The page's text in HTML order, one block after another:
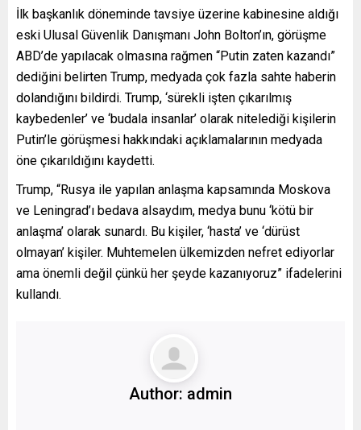
İlk başkanlık döneminde tavsiye üzerine kabinesine aldığı
eski Ulusal Güvenlik Danışmanı John Bolton’ın, görüşme
ABD’de yapılacak olmasına rağmen “Putin zaten kazandı”
dediğini belirten Trump, medyada çok fazla sahte haberin
dolandığını bildirdi. Trump, ‘sürekli işten çıkarılmış
kaybedenler’ ve ‘budala insanlar’ olarak nitelediği kişilerin
Putin’le görüşmesi hakkındaki açıklamalarının medyada
öne çıkarıldığını kaydetti.
Trump, “Rusya ile yapılan anlaşma kapsamında Moskova
ve Leningrad’ı bedava alsaydım, medya bunu ‘kötü bir
anlaşma’ olarak sunardı. Bu kişiler, ‘hasta’ ve ‘dürüst
olmayan’ kişiler. Muhtemelen ülkemizden nefret ediyorlar
ama önemli değil çünkü her şeyde kazanıyoruz” ifadelerini
kullandı.
Author: admin